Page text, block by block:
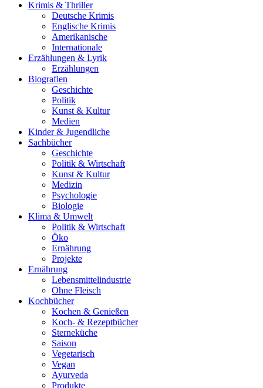
Krimis & Thriller
Deutsche Krimis
Englische Krimis
Amerikanische
Internationale
Erzählungen & Lyrik
Erzählungen
Biografien
Geschichte
Politik
Kunst & Kultur
Medien
Kinder & Jugendliche
Sachbücher
Geschichte
Politik & Wirtschaft
Kunst & Kultur
Medizin
Psychologie
Biologie
Klima & Umwelt
Politik & Wirtschaft
Öko
Ernährung
Projekte
Ernährung
Lebensmittelindustrie
Ohne Fleisch
Kochbücher
Kochen & Genießen
Koch- & Rezeptbücher
Sterneküche
Saison
Vegetarisch
Vegan
Ayurveda
Produkte